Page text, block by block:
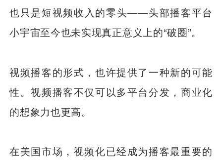
也只是短视频收入的零头——头部播客平台
小宇宙至今也未实现真正意义上的“破圈”。
视频播客的形式，也许提供了一种新的可能
性。视频播客不仅可以多平台分发，商业化
的想象力也更高。
在美国市场，视频化已经成为播客最重要的